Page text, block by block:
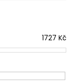
1727 Kč